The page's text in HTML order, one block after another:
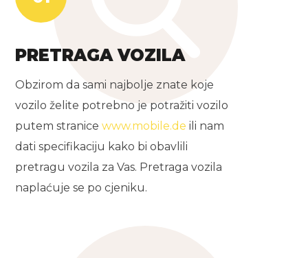
PRETRAGA VOZILA
Obzirom da sami najbolje znate koje
vozilo želite potrebno je potražiti vozilo
putem stranicewww.mobile.de ili nam
dati specifikaciju kako bi obavlili
pretragu vozila za Vas. Pretraga vozila
naplaćuje se po cjeniku.